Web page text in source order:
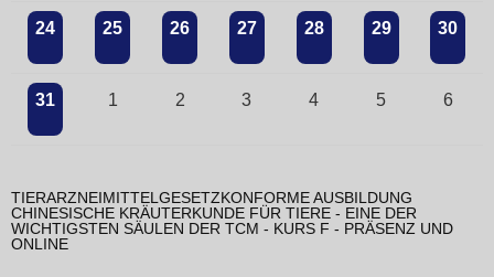
24 25 26 27 28 29 30
31 1 2 3 4 5 6
TIERARZNEIMITTELGESETZKONFORME AUSBILDUNG
CHINESISCHE KRÄUTERKUNDE FÜR TIERE - EINE DER
WICHTIGSTEN SÄULEN DER TCM - KURS F - PRÄSENZ UND
ONLINE